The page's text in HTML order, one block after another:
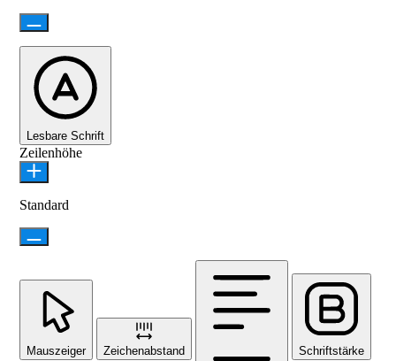
Lesbare Schrift
Zeilenhöhe
Standard
Mauszeiger Zeichenabstand Schriftstärke